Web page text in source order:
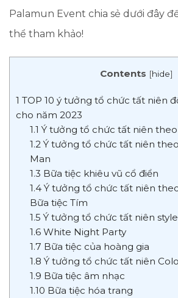
Palamun Event chia sẻ dưới đây
thể tham khảo!
Contents [hide]
1 TOP 10 ý tưởng tổ chức tất niên
cho năm 2023
1.1 Ý tưởng tổ chức tất niên
1.2Ý tưởng tổ chức tất niên
Man
1.3 Bữa tiệc khiêu vũ cổ điển
1.4Ý tưởng tổ chức tất niên
Bữa tiệc Tím
1.5 Ý tưởng tổ chức tất niên
1.6White Night Party
1.7 Bữa tiệc của hoàng gia
1.8 Ý tưởng tổ chức tất niên
1.9 Bữa tiệc âm nhạc
1.10 Bữa tiệc hóa trang